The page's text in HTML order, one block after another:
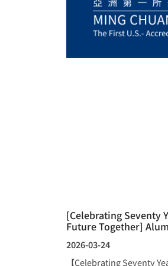
[Celebrating Seventy
Future Together]
2026-03-24
【Celebrating Seventy